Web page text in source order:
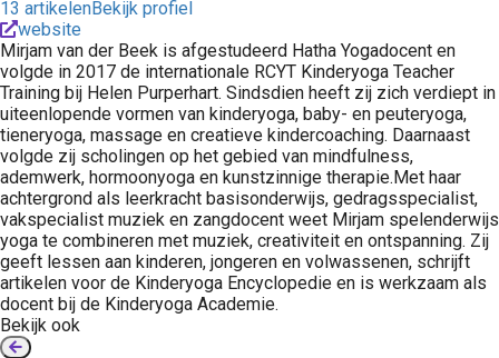
13 artikelenBekijk profiel
website
Mirjam van der Beek is afgestudeerd Hatha Yogadocent en
volgde in 2017 de internationale RCYT Kinderyoga Teacher
Training bij Helen Purperhart. Sindsdien heeft zij zich verdiept in
uiteenlopende vormen van kinderyoga, baby- en peuteryoga,
tieneryoga, massage en creatieve kindercoaching. Daarnaast
volgde zij scholingen op het gebied van mindfulness,
ademwerk, hormoonyoga en kunstzinnige therapie.Met haar
achtergrond als leerkracht basisonderwijs, gedragsspecialist,
vakspecialist muziek en zangdocent weet Mirjam spelenderwijs
yoga te combineren met muziek, creativiteit en ontspanning. Zij
geeft lessen aan kinderen, jongeren en volwassenen, schrijft
artikelen voor de Kinderyoga Encyclopedie en is werkzaam als
docent bij de Kinderyoga Academie.
Bekijk ook